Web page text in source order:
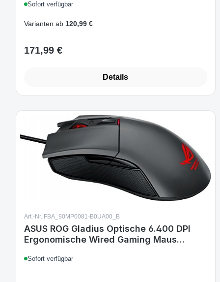
Red RGB Weiß Nordisch Layout
Sofort verfügbar
Varianten ab 120,99 €
Regulärer Preis:
171,99 €
Details
Art.-Nr. FBA_90MP0081-B0UA00_B
ASUS ROG Gladius Optische 6.400 DPI
Ergonomische Wired Gaming Maus
Sofort verfügbar